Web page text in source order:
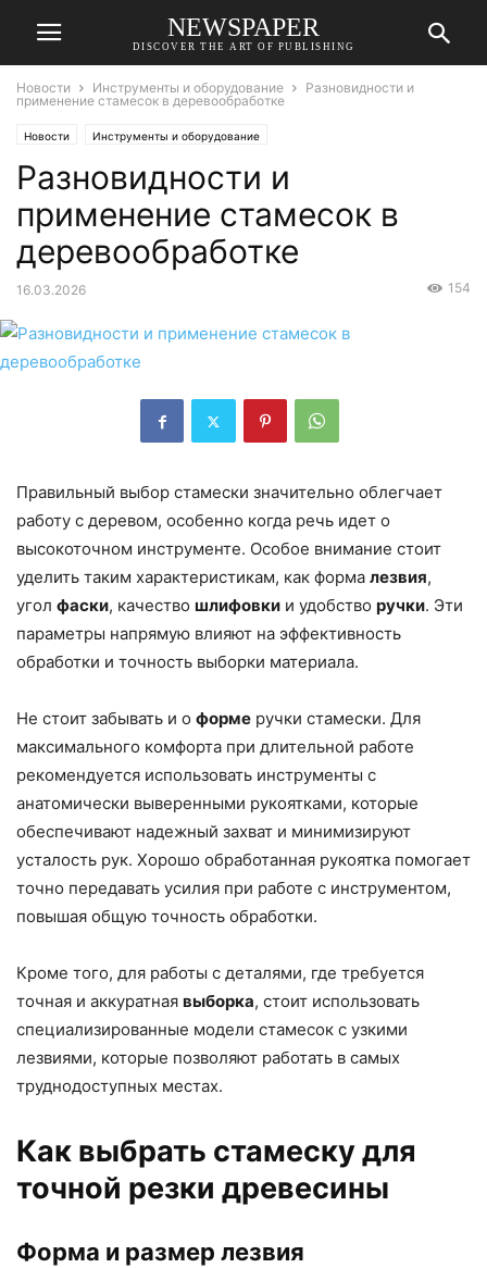
NEWSPAPER
DISCOVER THE ART OF PUBLISHING
Новости Инструменты и оборудование
Разновидности и
применение стамесок в деревообработке
Новости Инструменты и оборудование
Разновидности и
применение стамесок в
деревообработке
16.03.2026 154
Правильный выбор стамески значительно облегчает
работу с деревом, особенно когда речь идет о
высокоточном инструменте. Особое внимание стоит
уделить таким характеристикам, как форма лезвия,
угол фаски, качество шлифовки и удобство ручки. Эти
параметры напрямую влияют на эффективность
обработки и точность выборки материала.
Не стоит забывать и о форме ручки стамески. Для
максимального комфорта при длительной работе
рекомендуется использовать инструменты с
анатомически выверенными рукоятками, которые
обеспечивают надежный захват и минимизируют
усталость рук. Хорошо обработанная рукоятка помогает
точно передавать усилия при работе с инструментом,
повышая общую точность обработки.
Кроме того, для работы с деталями, где требуется
точная и аккуратная выборка, стоит использовать
специализированные модели стамесок с узкими
лезвиями, которые позволяют работать в самых
труднодоступных местах.
Как выбрать стамеску для
точной резки древесины
Форма и размер лезвия